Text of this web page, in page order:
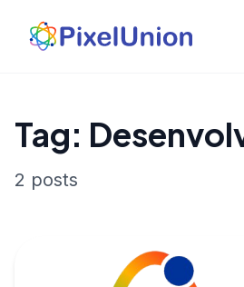
Tag:
2 posts